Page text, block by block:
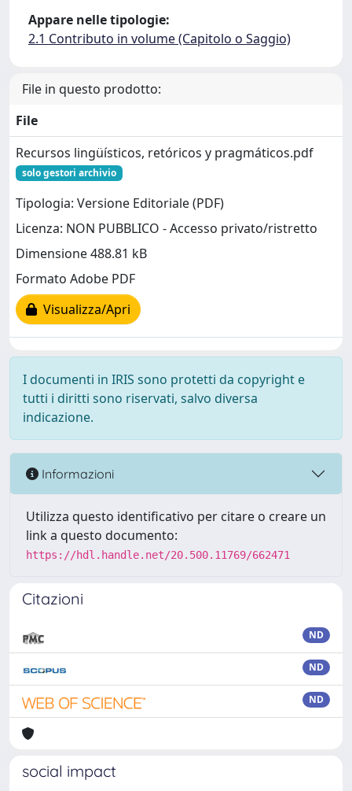
Appare nelle tipologie:
2.1 Contributo in volume (Capitolo o Saggio)
File in questo prodotto:
File
Recursos lingüísticos, retóricos y pragmáticos.pdf
solo gestori archivio
Tipologia: Versione Editoriale (PDF)
Licenza: NON PUBBLICO - Accesso privato/ristretto
Dimensione 488.81 kB
Formato Adobe PDF
Visualizza/Apri
I documenti in IRIS sono protetti da copyright e
tutti i diritti sono riservati, salvo diversa
indicazione.
Informazioni
Utilizza questo identificativo per citare o creare un
link a questo documento:
https://hdl.handle.net/20.500.11769/662471
Citazioni
ND
ND
ND
social impact